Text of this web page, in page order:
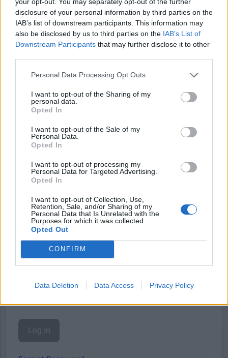
disclosure of your personal information by third parties on the
IAB’s list of downstream participants. This information may
also be disclosed by us to third parties on the IAB’s List of
Downstream Participants that may further disclose it to other
Personal Data Processing Opt Outs
I want to opt-out of the Sharing of my
personal data.
Opted In
I want to opt-out of the Sale of my
Personal Data.
Opted In
I want to opt-out of processing my
Personal Data for Targeted Advertising.
Opted In
I want to opt-out of Collection, Use,
Retention, Sale, and/or Sharing of my
Personal Data that Is Unrelated with the
Purposes for which it was collected.
Opted Out
CONFIRM
Data Deletion Data Access Privacy Policy
målsägarbiträden åt de två kvinnorna som
Julian Assange är anklagad för att ha begått
sexuella övergrepp mot. Men arbetar de för
sina klienters bästa?
Rimligen måste de två kvinnorna vilja få det här
utrett och avklarat. De har blivit utsatta för ren ...
Börja prenumerera för att läsa detta innehåll.
Starta din prenumeration
Username or E-mail
Password
Remember Me